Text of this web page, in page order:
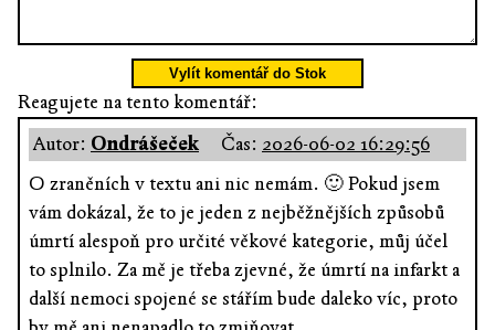
Vylít komentář do Stok
Reagujete na tento komentář:
Autor: Ondrášeček Čas: 2026-06-02 16:29:56
O zraněních v textu ani nic nemám. 🙂 Pokud jsem
vám dokázal, že to je jeden z nejběžnějších způsobů
úmrtí alespoň pro určité věkové kategorie, můj účel
to splnilo. Za mě je třeba zjevné, že úmrtí na infarkt a
další nemoci spojené se stářím bude daleko víc, proto